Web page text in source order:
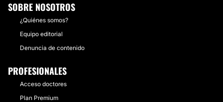
SOBRE NOSOTROS
¿Quiénes somos?
Equipo editorial
Denuncia de contenido
PROFESIONALES
Acceso doctores
Plan Premium